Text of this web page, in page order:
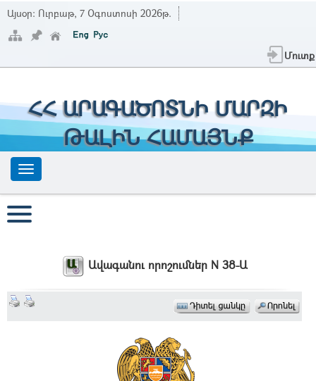
Այսօր: Ուրբաթ, 7 Օգոստոսի 2026թ.
Մուտք
ՀՀ ԱՐԱԳԱԾՈՏՆԻ ՄԱՐԶԻ
ԹԱԼԻՆ ՀԱՄԱՅՆՔ
Ավագանու որոշումներ N 38-Ա